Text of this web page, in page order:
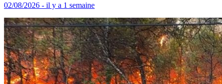
02/08/2026 - il y a 1 semaine